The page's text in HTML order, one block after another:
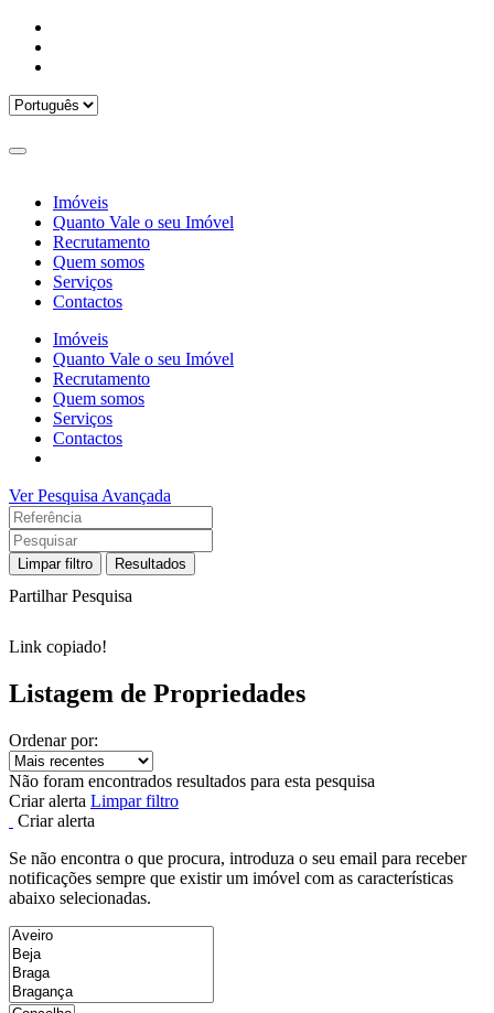
Imóveis
Quanto Vale o seu Imóvel
Recrutamento
Quem somos
Serviços
Contactos
Imóveis
Quanto Vale o seu Imóvel
Recrutamento
Quem somos
Serviços
Contactos
Ver Pesquisa Avançada
Limpar filtro Resultados
Partilhar Pesquisa
Link copiado!
Listagem de Propriedades
Ordenar por:
Não foram encontrados resultados para esta pesquisa
Criar alerta Limpar filtro
Criar alerta
Se não encontra o que procura, introduza o seu email para receber
notificações sempre que existir um imóvel com as características
abaixo selecionadas.